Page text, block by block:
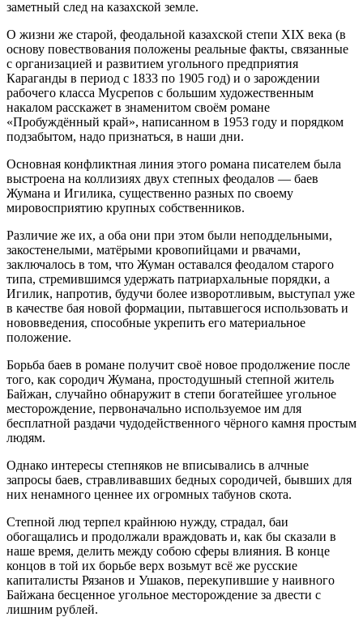
заметный след на казахской земле.
О жизни же старой, феодальной казахской степи XIX века (в
основу повествования положены реальные факты, связанные
с организацией и развитием угольного предприятия
Караганды в период с 1833 по 1905 год) и о зарождении
рабочего класса Мусрепов с большим художественным
накалом расскажет в знаменитом своём романе
«Пробуждённый край», написанном в 1953 году и порядком
подзабытом, надо признаться, в наши дни.
Основная конфликтная линия этого романа писателем была
выстроена на коллизиях двух степных феодалов — баев
Жумана и Игилика, существенно разных по своему
мировосприятию крупных собственников.
Различие же их, а оба они при этом были неподдельными,
закостенелыми, матёрыми кровопийцами и рвачами,
заключалось в том, что Жуман оставался феодалом старого
типа, стремившимся удержать патриархальные порядки, а
Игилик, напротив, будучи более изворотливым, выступал уже
в качестве бая новой формации, пытавшегося использовать и
нововведения, способные укрепить его материальное
положение.
Борьба баев в романе получит своё новое продолжение после
того, как сородич Жумана, простодушный степной житель
Байжан, случайно обнаружит в степи богатейшее угольное
месторождение, первоначально используемое им для
бесплатной раздачи чудодейственного чёрного камня простым
людям.
Однако интересы степняков не вписывались в алчные
запросы баев, стравливавших бедных сородичей, бывших для
них ненамного ценнее их огромных табунов скота.
Степной люд терпел крайнюю нужду, страдал, баи
обогащались и продолжали враждовать и, как бы сказали в
наше время, делить между собою сферы влияния. В конце
концов в той их борьбе верх возьмут всё же русские
капиталисты Рязанов и Ушаков, перекупившие у наивного
Байжана бесценное угольное месторождение за двести с
лишним рублей.